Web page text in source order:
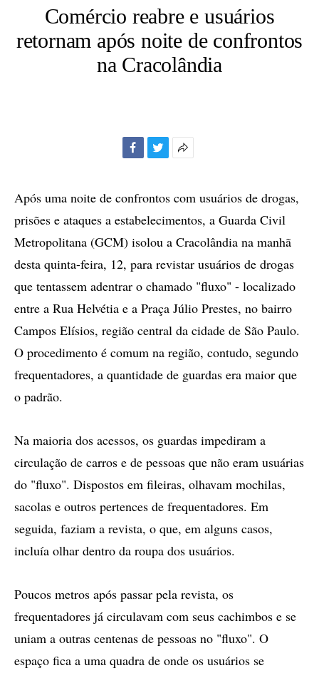
Comércio reabre e usuários
retornam após noite de confrontos
na Cracolândia
compartilhamento
Após uma noite de confrontos com usuários de drogas,
prisões e ataques a estabelecimentos, a Guarda Civil
Metropolitana (GCM) isolou a Cracolândia na manhã
desta quinta-feira, 12, para revistar usuários de drogas
que tentassem adentrar o chamado "fluxo" - localizado
entre a Rua Helvétia e a Praça Júlio Prestes, no bairro
Campos Elísios, região central da cidade de São Paulo.
O procedimento é comum na região, contudo, segundo
frequentadores, a quantidade de guardas era maior que
o padrão.
Na maioria dos acessos, os guardas impediram a
circulação de carros e de pessoas que não eram usuárias
do "fluxo". Dispostos em fileiras, olhavam mochilas,
sacolas e outros pertences de frequentadores. Em
seguida, faziam a revista, o que, em alguns casos,
incluía olhar dentro da roupa dos usuários.
Poucos metros após passar pela revista, os
frequentadores já circulavam com seus cachimbos e se
uniam a outras centenas de pessoas no "fluxo". O
espaço fica a uma quadra de onde os usuários se